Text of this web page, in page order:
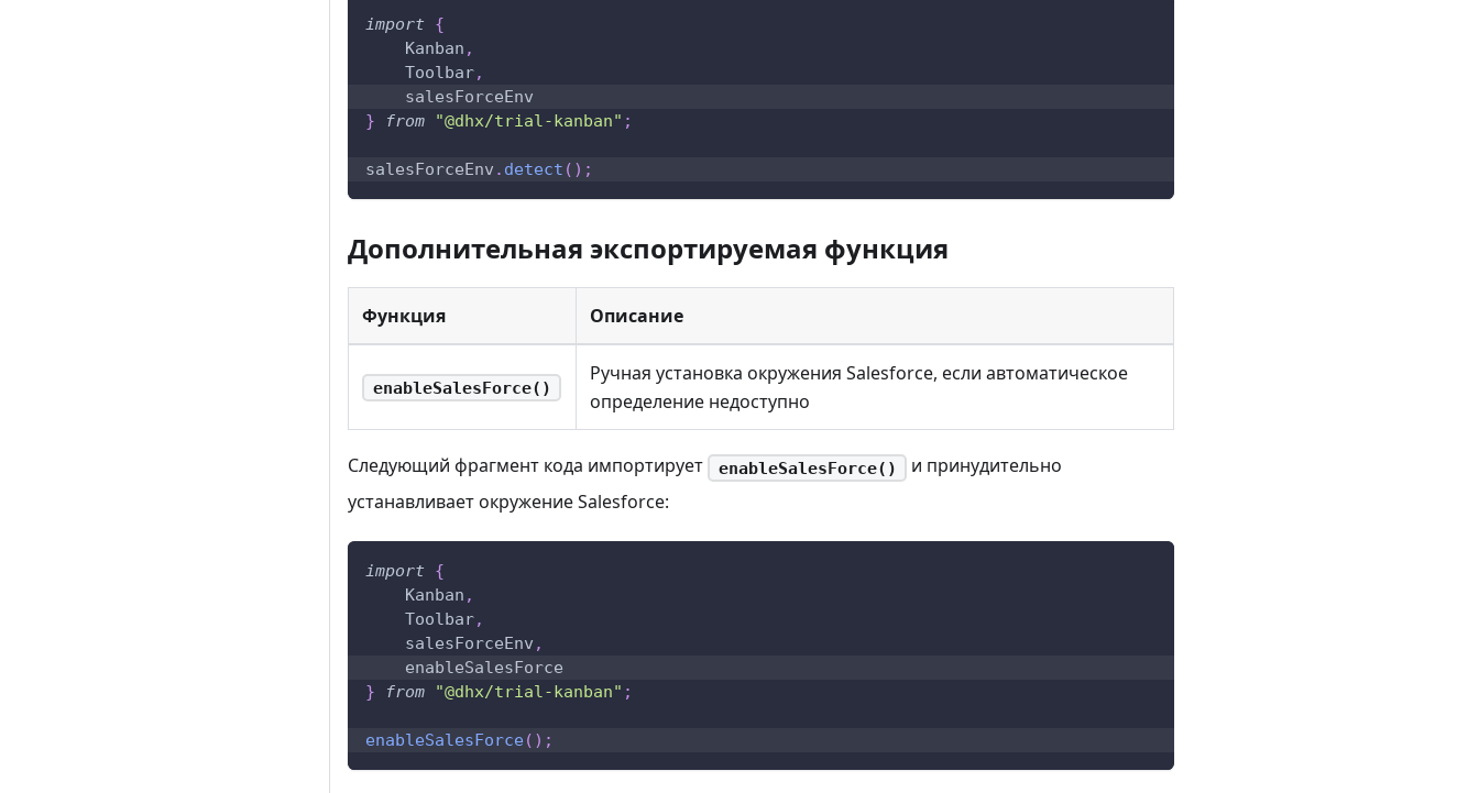
import
{
Kanban ,
Toolbar,
    salesForceEnv
}
from "@dhx/trial-kanban" ;
salesForceEnv . detect ( ) ;
Дополнительная экспортируемая функция
Функция Описание
enableSalesForce()
Ручная установка окружения Salesforce, если автоматическое
определение недоступно
Следующий фрагмент кода импортирует enableSalesForce()
и принудительно
устанавливает окружение Salesforce:
import
{
Kanban ,
Toolbar,
    salesForceEnv
,
    enableSalesForce
}
from "@dhx/trial-kanban" ;
enableSalesForce ( ) ;